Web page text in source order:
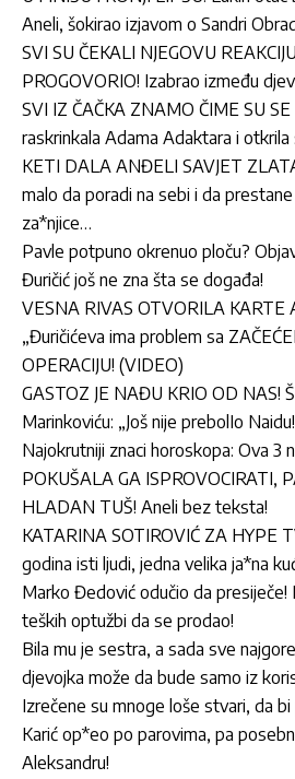
Aneli, šokirao izjavom o Sandri
SVI SU ČEKALI NJEGOVU
PROGOVORIO! Izabrao između
SVI IZ ČAČKA ZNAMO ČIME SU
raskrinkala Adama Adaktara i
KETI DALA ANĐELI SAVJET
malo da poradi na sebi i da
za*njice…
Pavle potpuno okrenuo ploču?
Đuričić još ne zna šta se događa!
VESNA RIVAS OTVORILA KARTE
„Đuričićeva ima problem sa
OPERACIJU! (VIDEO)
GASTOZ JE NAĐU KRIO OD NAS!
Marinkoviću: „Još nije prebolIo
Najokrutniji znaci horoskopa: Ova 3
POKUŠALA GA ISPROVOCIRATI,
HLADAN TUŠ! Aneli bez teksta!
KATARINA SOTIROVIĆ ZA HYPE
godina isti ljudi, jedna velika ja*na
Marko Đedović odučio da presiječe!
teških optužbi da se prodao!
Bila mu je sestra, a sada sve
djevojka može da bude samo iz
Izrečene su mnoge loše stvari, da
Karić op*eo po parovima, pa
Aleksandru!